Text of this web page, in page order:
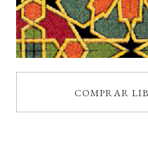
COMPRAR